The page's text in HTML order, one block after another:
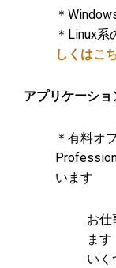
＊
＊Linux
しくはこ
アプリケーショ
＊有料オ
います
お仕
ます
い